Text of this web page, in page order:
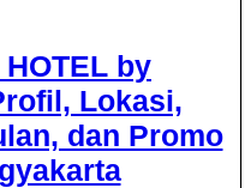
HOTEL by
Lokasi,
dan Promo